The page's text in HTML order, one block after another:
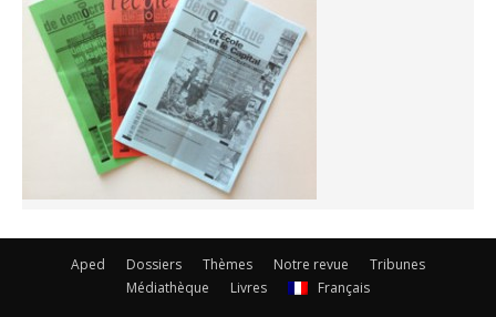
Aped Dossiers Thèmes Notre revue
Tribunes
Médiathèque
Livres Français